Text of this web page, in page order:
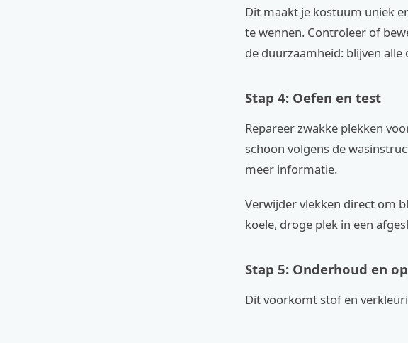
Dit maakt je kostuum uniek
te wennen. Controleer of
de duurzaamheid: blijven
Stap 4: Oefen en test
Repareer zwakke plekken
schoon volgens de
meer informatie.
Verwijder vlekken direct om
koele, droge plek in een
Stap 5: Onderhoud en
Dit voorkomt stof en